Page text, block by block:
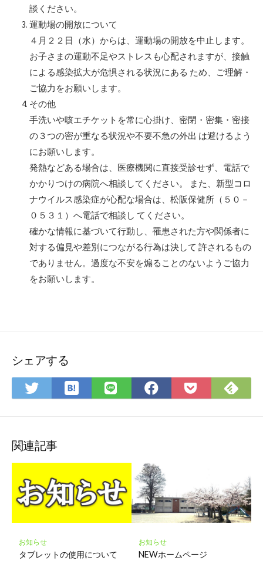
談ください。
運動場の開放について
４月２２日（水）からは、運動場の開放を中止します。
お子さまの運動不足やストレスも心配されますが、接触
による感染拡大が危惧される状況にある ため、ご理解・
ご協力をお願いします。
その他
手洗いや咳エチケットを常に心掛け、密閉・密集・密接
の３つの密が重なる状況や不要不急の外出 は避けるよう
にお願いします。
発熱などある場合は、医療機関に直接受診せず、電話で
かかりつけの病院へ相談してください。 また、新型コロ
ナウイルス感染症が心配な場合は、松阪保健所（５０－
０５３１）へ電話で相談し てください。
確かな情報に基づいて行動し、罹患された方や関係者に
対する偏見や差別につながる行為は決して 許されるもの
でありません。過度な不安を煽ることのないようご協力
をお願いします。
シェアする
Twitter
で
ア
は
て
ク
ー
ク
保
LINE
で
Facebook
で
Pocket
に
で
関連記事
お知らせ
タブレットの使用について
お知らせ
NEWホームページ